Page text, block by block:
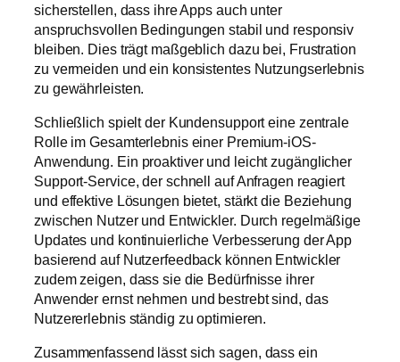
sicherstellen, dass ihre Apps auch unter
anspruchsvollen Bedingungen stabil und responsiv
bleiben. Dies trägt maßgeblich dazu bei, Frustration
zu vermeiden und ein konsistentes Nutzungserlebnis
zu gewährleisten.
Schließlich spielt der Kundensupport eine zentrale
Rolle im Gesamterlebnis einer Premium-iOS-
Anwendung. Ein proaktiver und leicht zugänglicher
Support-Service, der schnell auf Anfragen reagiert
und effektive Lösungen bietet, stärkt die Beziehung
zwischen Nutzer und Entwickler. Durch regelmäßige
Updates und kontinuierliche Verbesserung der App
basierend auf Nutzerfeedback können Entwickler
zudem zeigen, dass sie die Bedürfnisse ihrer
Anwender ernst nehmen und bestrebt sind, das
Nutzererlebnis ständig zu optimieren.
Zusammenfassend lässt sich sagen, dass ein